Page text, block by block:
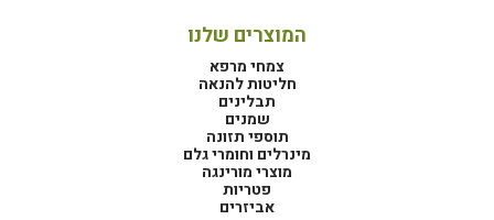
המוצרים שלנו
צמחי מרפא
חליטות להנאה
תבלינים
שמנים
תוספי תזונה
מינרלים וחומרי גלם
מוצרי מורינגה
פטריות
אביזרים